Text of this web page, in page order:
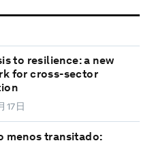
to resilience: a new
for cross-sector
17日
menos transitado: